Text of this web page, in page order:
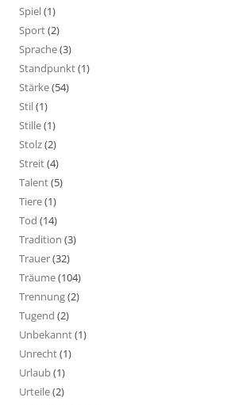
Spiel(1)
Sport(2)
Sprache(3)
Standpunkt(1)
Stärke(54)
Stil(1)
Stille(1)
Stolz(2)
Streit(4)
Talent(5)
Tiere(1)
Tod (14)
Tradition (3)
Trauer(32)
Träume(104)
Trennung(2)
Tugend (2)
Unbekannt(1)
Unrecht(1)
Urlaub(1)
Urteile(2)